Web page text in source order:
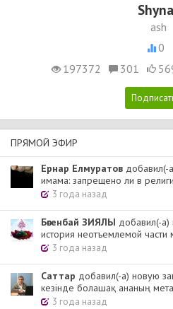
ash
0
197372
301
ПРЯМОЙ ЭФИР
Ернар Елмуратов добавил(-
имама: запрещено ли в
3 года назад
Бөгенбай ЗИЯЛЫ добавил(-
история неотъемлемой части
3 года назад
Cаттар добавил(-а) новую
кезінде болашақ ананың
3 года назад